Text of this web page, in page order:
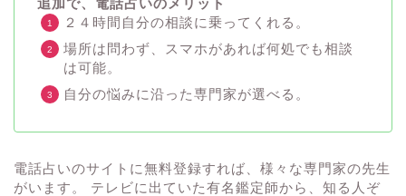
追加で、電話占いのメリット
２４時間自分の相談に乗ってくれる。
場所は問わず、スマホがあれば何処でも相談
は可能。
自分の悩みに沿った専門家が選べる。
電話占いのサイトに無料登録すれば、様々な専門家の先生
がいます。 テレビに出ていた有名鑑定師から、知る人ぞ